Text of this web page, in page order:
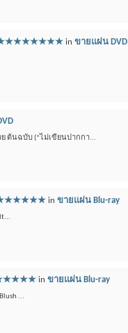
บ ★★★★★★★★ in ขายแผ่น DVD
ต้นฉบับ (*ไม่เขียนปากกา...
in ขายแผ่น Blu-ray
in ขายแผ่น Blu-ray
...